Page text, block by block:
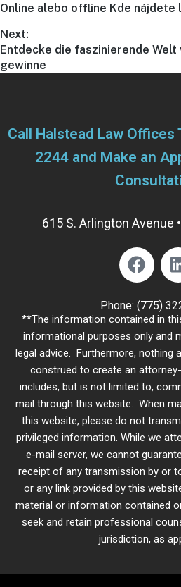
Online alebo offline Kde nájdete
Next:
Entdecke die faszinierende Welt
gewinne
Call Halstead Law Offices
2244 and Make an
615 S. Arlington Avenue
Phone: (775)
**The information contained in
informational purposes only and
legal advice. Furthermore, nothing
construed to create an
includes, but is not limited to,
mail through this website. When
this website, please do not
privileged information. While we
e-mail server, we cannot
receipt of any transmission by or
or any link provided by this
material or information contained
seek and retain professional
jurisdiction, as